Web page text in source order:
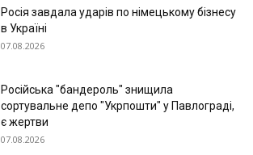
Росія завдала ударів по німецькому бізнесу
в Україні
07.08.2026
Російська "бандероль" знищила
сортувальне депо "Укрпошти" у Павлограді,
є жертви
07.08.2026